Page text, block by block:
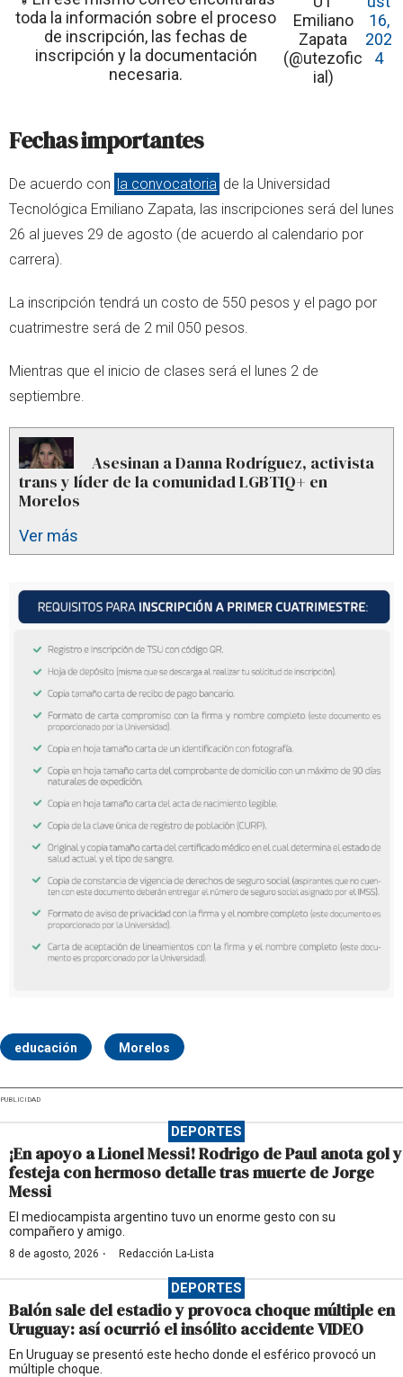
toda la información sobre el proceso
de inscripción, las fechas de
inscripción y la documentación
necesaria.
Emiliano
Zapata
(@utezofic
ial)
16,
202
4
Fechas importantes
De acuerdo con la convocatoria de la Universidad
Tecnológica Emiliano Zapata, las inscripciones será del lunes
26 al jueves 29 de agosto (de acuerdo al calendario por
carrera).
La inscripción tendrá un costo de 550 pesos y el pago por
cuatrimestre será de 2 mil 050 pesos.
Mientras que el inicio de clases será el lunes 2 de
septiembre.
Asesinan a Danna Rodríguez, activista
trans y líder de la comunidad LGBTIQ+ en
Morelos
Ver más
educación Morelos
PUBLICIDAD
DEPORTES
¡En apoyo a Lionel Messi! Rodrigo de Paul anota gol y
festeja con hermoso detalle tras muerte de Jorge
Messi
El mediocampista argentino tuvo un enorme gesto con su
compañero y amigo.
8 de agosto, 2026 · Redacción La-Lista
DEPORTES
Balón sale del estadio y provoca choque múltiple en
Uruguay: así ocurrió el insólito accidente VIDEO
En Uruguay se presentó este hecho donde el esférico provocó un
múltiple choque.